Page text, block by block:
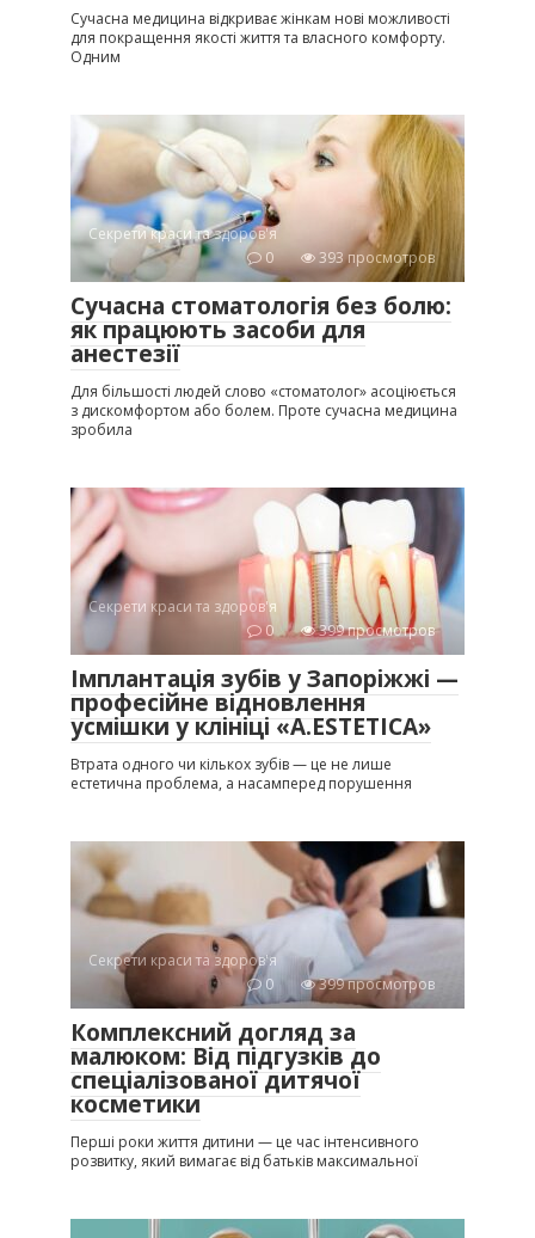
Сучасна медицина відкриває жінкам нові можливості
для покращення якості життя та власного комфорту.
Одним
Секрети краси та здоров'я
0
393 просмотров
Сучасна стоматологія без болю:
як працюють засоби для
анестезії
Для більшості людей слово «стоматолог» асоціюється
з дискомфортом або болем. Проте сучасна медицина
зробила
Секрети краси та здоров'я
0
399 просмотров
Імплантація зубів у Запоріжжі —
професійне відновлення
усмішки у клініці «A.ESTETICA»
Втрата одного чи кількох зубів — це не лише
естетична проблема, а насамперед порушення
Секрети краси та здоров'я
0
399 просмотров
Комплексний догляд за
малюком: Від підгузків до
спеціалізованої дитячої
косметики
Перші роки життя дитини — це час інтенсивного
розвитку, який вимагає від батьків максимальної